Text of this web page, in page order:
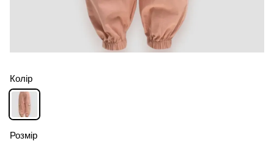
Колір
Розмір